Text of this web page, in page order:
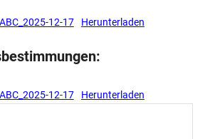
12-17 Herunterladen
12-17 Herunterladen